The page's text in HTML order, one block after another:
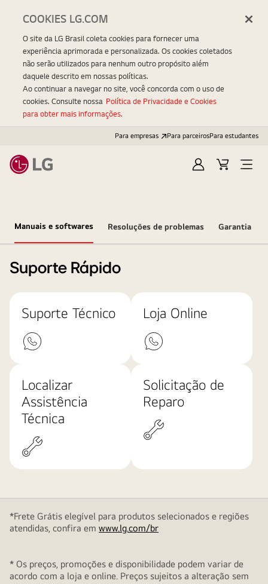
Para empresas Para parceirosPara estudantes
EntrarCarrinhoOpen
Manuais e softwares Resoluções de problemas Garantia
Suporte Rápido
Suporte Técnico Loja Online
Localizar
Assistência
Técnica
Solicitação de
Reparo
*Frete Grátis elegível para produtos selecionados e regiões
atendidas, confira em www.lg.com/br
* Os preços, promoções e disponibilidade podem variar de
acordo com a loja e online. Preços sujeitos a alteração sem
COOKIES LG.COM
O site da LG Brasil coleta cookies para fornecer uma
experiência aprimorada e personalizada. Os cookies coletados
não serão utilizados para nenhum outro propósito além
daquele descrito em nossas políticas.
Ao continuar a navegar no site, você concorda com o uso de
cookies. Consulte nossa Política de Privacidade e Cookies
para obter mais informações.